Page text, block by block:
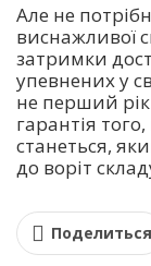
Але не
виснажливої
затримки
упевнених у
не перший
гарантія
станеться,
до воріт
Поделиться